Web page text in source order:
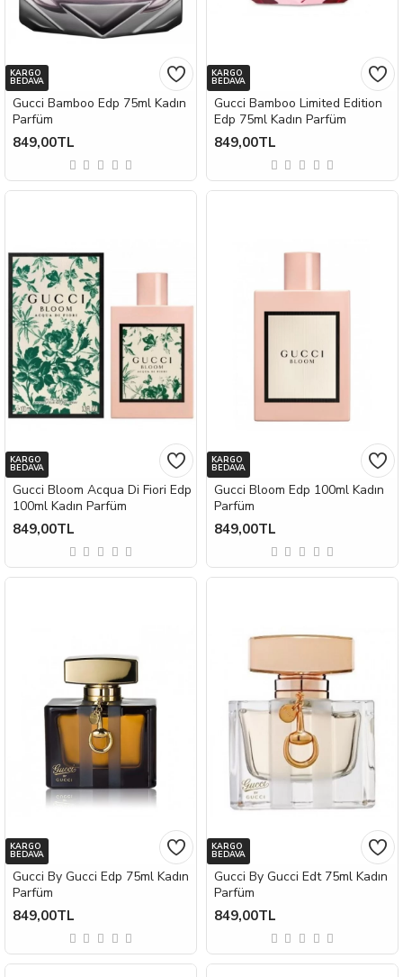
KARGO
BEDAVA
Gucci Bamboo Edp 75ml Kadın
Parfüm
849,00TL
KARGO
BEDAVA
Gucci Bamboo Limited Edition
Edp 75ml Kadın Parfüm
849,00TL
KARGO
BEDAVA
Gucci Bloom Acqua Di Fiori Edp
100ml Kadın Parfüm
849,00TL
KARGO
BEDAVA
Gucci Bloom Edp 100ml Kadın
Parfüm
849,00TL
KARGO
BEDAVA
Gucci By Gucci Edp 75ml Kadın
Parfüm
849,00TL
KARGO
BEDAVA
Gucci By Gucci Edt 75ml Kadın
Parfüm
849,00TL